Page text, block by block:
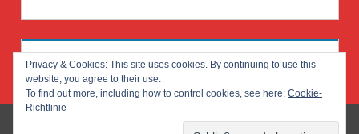
Privacy & Cookies: This site uses cookies. By continuing to use this
website, you agree to their use.
To find out more, including how to control cookies, see here: Cookie-
Richtlinie